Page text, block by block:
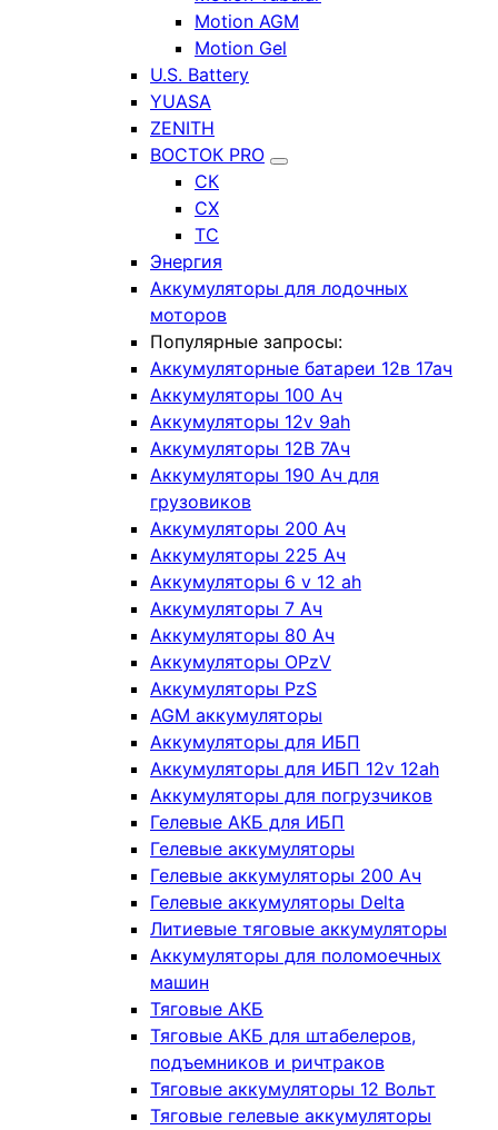
Motion AGM
Motion Gel
U.S. Battery
YUASA
ZENITH
ВОСТОК PRO
СК
СХ
ТС
Энергия
Аккумуляторы для лодочных
моторов
Популярные запросы:
Аккумуляторные батареи 12в 17ач
Аккумуляторы 100 Ач
Аккумуляторы 12v 9ah
Аккумуляторы 12В 7Ач
Аккумуляторы 190 Ач для
грузовиков
Аккумуляторы 200 Ач
Аккумуляторы 225 Ач
Аккумуляторы 6 v 12 ah
Аккумуляторы 7 Ач
Аккумуляторы 80 Ач
Аккумуляторы OPzV
Аккумуляторы PzS
AGM аккумуляторы
Аккумуляторы для ИБП
Аккумуляторы для ИБП 12v 12ah
Аккумуляторы для погрузчиков
Гелевые АКБ для ИБП
Гелевые аккумуляторы
Гелевые аккумуляторы 200 Ач
Гелевые аккумуляторы Delta
Литиевые тяговые аккумуляторы
Аккумуляторы для поломоечных
машин
Тяговые АКБ
Тяговые АКБ для штабелеров,
подъемников и ричтраков
Тяговые аккумуляторы 12 Вольт
Тяговые гелевые аккумуляторы